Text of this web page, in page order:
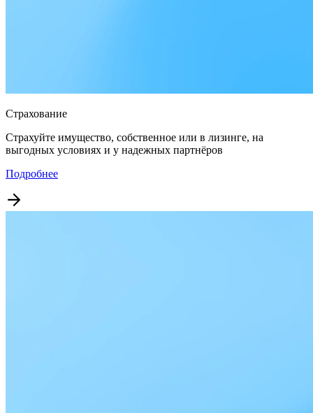
Страхование
Страхуйте имущество, собственное или в лизинге, на
выгодных условиях и у надежных партнёров
Подробнее